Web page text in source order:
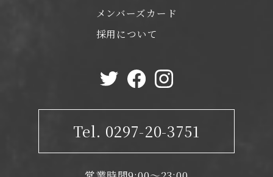
メンバーズカード
採用について
Tel. 0297-20-3751